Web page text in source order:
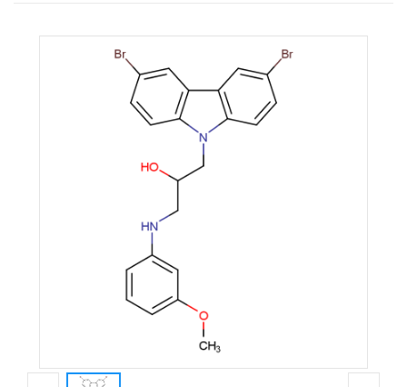
313268-18-7；科研试剂优势供应，郑州实验室现货直发，质量保证